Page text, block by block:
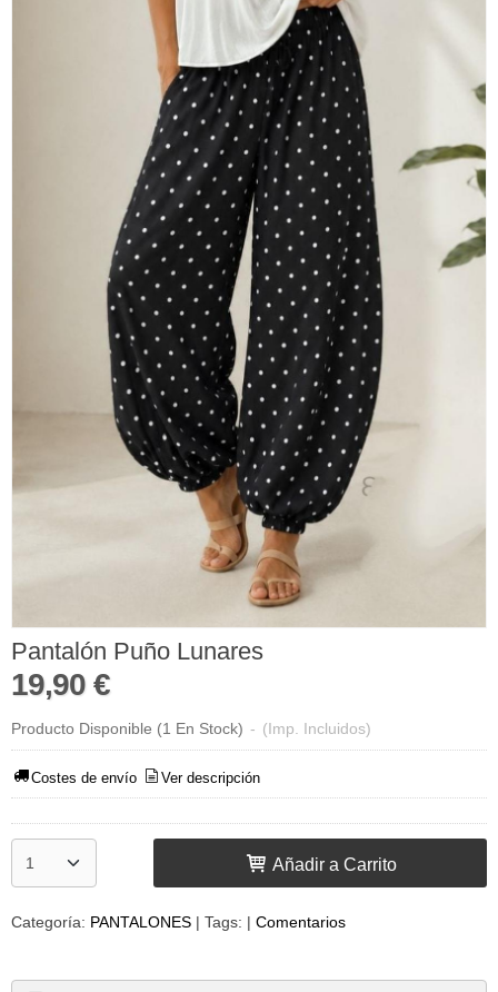
Pantalón Puño Lunares
19,90 €
Producto Disponible (1 En Stock) - (Imp. Incluidos)
Costes de envío Ver descripción
Añadir a Carrito
Categoría: PANTALONES | Tags: | Comentarios